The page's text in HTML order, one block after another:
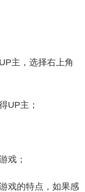
主，选择右上角
UP主；
戏；
戏的特点，如果感